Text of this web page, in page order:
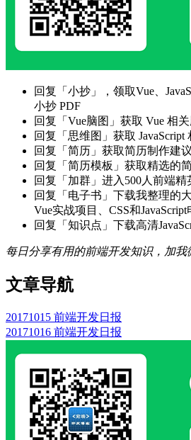
回复「小抄」，领取Vue、
小抄 PDF
回复「Vue脑图」获取 Vue 相
回复「思维图」获取 JavaScript
回复「简历」获取简历制作建议
回复「简历模板」获取精选的
回复「加群」进入500人前端精
回复「电子书」下载我整理的
Vue实战项目、CSS和JavaScript
回复「知识点」下载高清
每日分享有用的前端开发知识，加我
文章导航
20171015 前端开发日报
20171016 前端开发日报